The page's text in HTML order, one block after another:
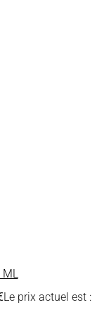
ML
Le prix actuel est :